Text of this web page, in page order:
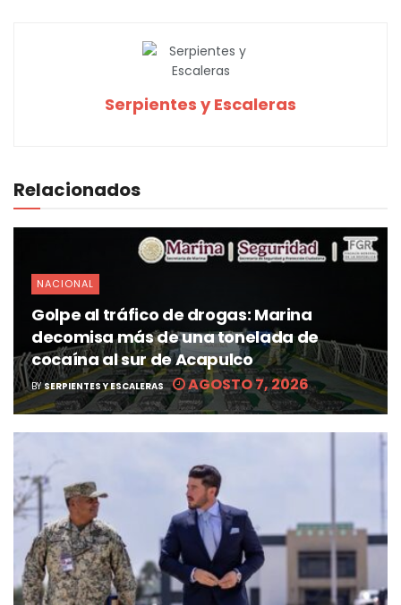
Serpientes y Escaleras
Relacionados
NACIONAL
Golpe al tráfico de drogas: Marina
decomisa más de una tonelada de
cocaína al sur de Acapulco
BY SERPIENTES Y ESCALERAS AGOSTO 7, 2026